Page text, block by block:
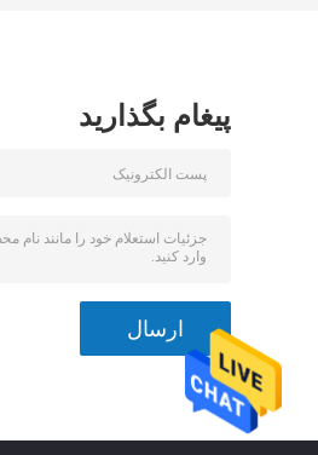
پیغام بگذارید